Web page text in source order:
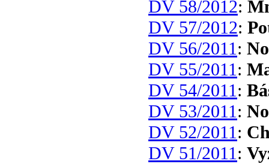
DV 58/2012:
DV 57/2012:
DV 56/2011:
DV 55/2011:
DV 54/2011:
DV 53/2011:
DV 52/2011:
DV 51/2011: